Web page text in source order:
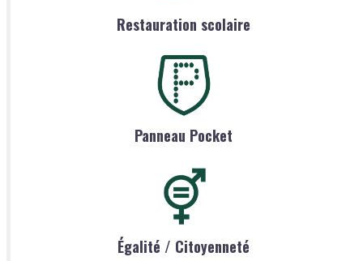
Restauration scolaire
Panneau Pocket
Égalité / Citoyenneté